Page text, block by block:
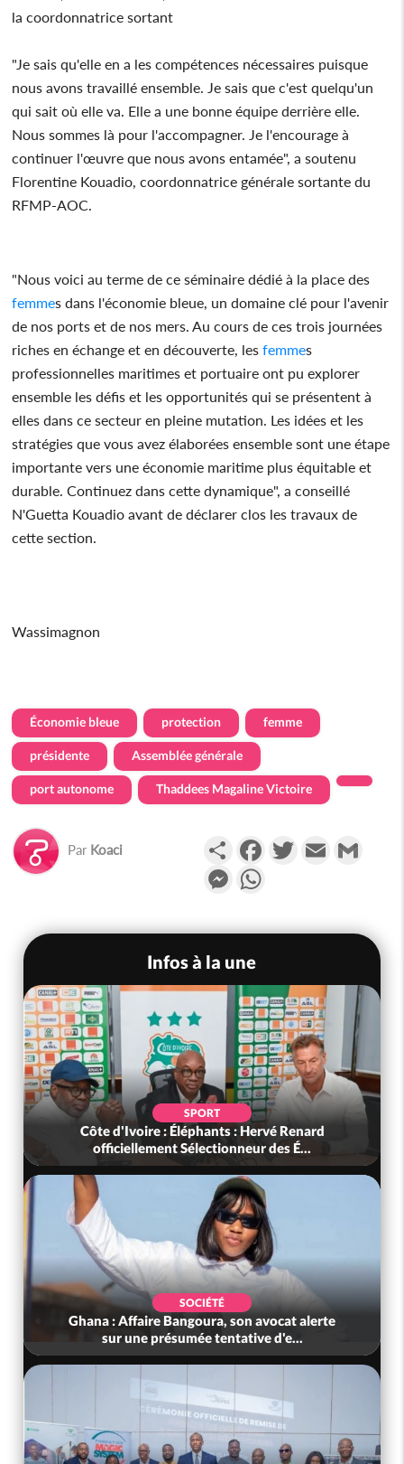
la coordonnatrice sortant
"Je sais qu'elle en a les compétences nécessaires puisque
nous avons travaillé ensemble. Je sais que c'est quelqu'un
qui sait où elle va. Elle a une bonne équipe derrière elle.
Nous sommes là pour l'accompagner. Je l'encourage à
continuer l'œuvre que nous avons entamée", a soutenu
Florentine Kouadio, coordonnatrice générale sortante du
RFMP-AOC.
"Nous voici au terme de ce séminaire dédié à la place des
femmes dans l'économie bleue, un domaine clé pour l'avenir
de nos ports et de nos mers. Au cours de ces trois journées
riches en échange et en découverte, les femmes
professionnelles maritimes et portuaire ont pu explorer
ensemble les défis et les opportunités qui se présentent à
elles dans ce secteur en pleine mutation. Les idées et les
stratégies que vous avez élaborées ensemble sont une étape
importante vers une économie maritime plus équitable et
durable. Continuez dans cette dynamique", a conseillé
N'Guetta Kouadio avant de déclarer clos les travaux de
cette section.
Wassimagnon
Économie bleue protection femme
présidente Assemblée générale
port autonome Thaddees Magaline Victoire
Par Koaci PartagerFacebookTwitterEmail
Messenger
Infos à la une
SPORT
Côte d'Ivoire : Éléphants : Hervé Renard
officiellement Sélectionneur des É...
SOCIÉTÉ
Ghana : Affaire Bangoura, son avocat alerte
sur une présumée tentative d'e...